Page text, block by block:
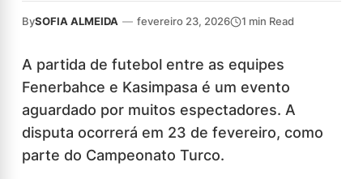
BySOFIA ALMEIDA — fevereiro 23, 2026 1 min Read
A partida de futebol entre as equipes
Fenerbahce e Kasimpasa é um evento
aguardado por muitos espectadores. A
disputa ocorrerá em 23 de fevereiro, como
parte do Campeonato Turco.